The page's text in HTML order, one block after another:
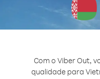
Com o Viber Out,
qualidade para